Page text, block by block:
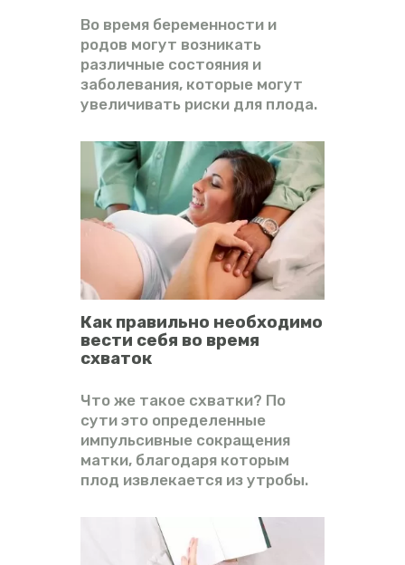
Во время беременности и
родов могут возникать
различные состояния и
заболевания, которые могут
увеличивать риски для плода.
Как правильно необходимо
вести себя во время
схваток
Что же такое схватки? По
сути это определенные
импульсивные сокращения
матки, благодаря которым
плод извлекается из утробы.